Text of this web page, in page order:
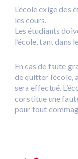
L’école exige des
les cours.
Les étudiants
l’école, tant dans
En cas de faute
de quitter l’école,
sera effectué.
constitue une
pour tout